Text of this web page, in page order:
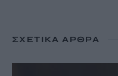
ΣΧΕΤΙΚΆ ΆΡΘΡΑ